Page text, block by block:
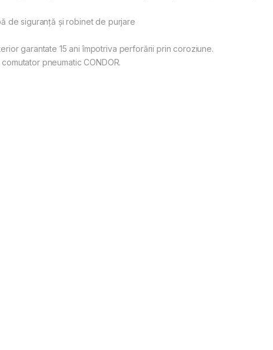
de siguranță și robinet de purjare
garantate 15 ani împotriva perforării prin coroziune.
pneumatic CONDOR.